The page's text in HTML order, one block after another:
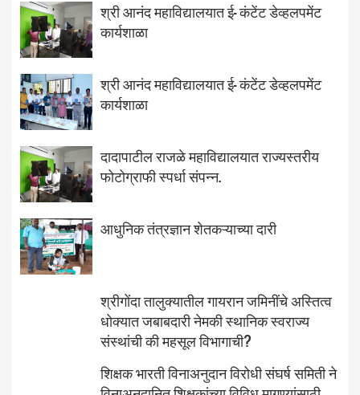
श्री आनंद महाविद्यालयात ई- कंटेंट डेव्हलपमेंट
कार्यशाळा
श्री आनंद महाविद्यालयात ई- कंटेंट डेव्हलपमेंट
कार्यशाळा
दादापाटील राजळे महाविद्यालयात राज्यस्तरीय
फोटोग्राफी स्पर्धा संपन्न.
आधुनिक तंत्रज्ञान शेतकऱ्याच्या दारी
श्रीगोंदा तालुक्यातील गायरान जमिनींचे अस्तित्व
धोक्यात जबाबदारी नेमकी स्थानिक स्वराज्य
संस्थांची की महसूल विभागाची?
शिक्षक भारती विनाअनुदान विरोधी संघर्ष समिती ने